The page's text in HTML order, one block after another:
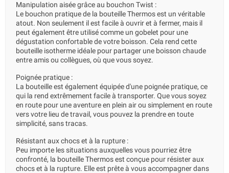
Manipulation aisée grâce au bouchon Twist :
Le bouchon pratique de la bouteille Thermos est un véritable
atout. Non seulement il est facile à ouvrir et à fermer, mais il
peut également être utilisé comme un gobelet pour une
dégustation confortable de votre boisson. Cela rend cette
bouteille isotherme idéale pour partager une boisson chaude
entre amis ou collègues, où que vous soyez.
Poignée pratique :
La bouteille est également équipée d'une poignée pratique, ce
qui la rend extrêmement facile à transporter. Que vous soyez
en route pour une aventure en plein air ou simplement en route
vers votre lieu de travail, vous pouvez la prendre en toute
simplicité, sans tracas.
Résistant aux chocs et à la rupture :
Peu importe les situations auxquelles vous pourriez être
confronté, la bouteille Thermos est conçue pour résister aux
chocs et à la rupture. Elle est prête à vous accompagner dans